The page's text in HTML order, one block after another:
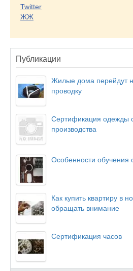
Twitter
ЖЖ
Публикации
Жилые дома перейдут
проводку
Сертификация одежды
производства
Особенности обучения
Как купить квартиру в
обращать внимание
Сертификация часов